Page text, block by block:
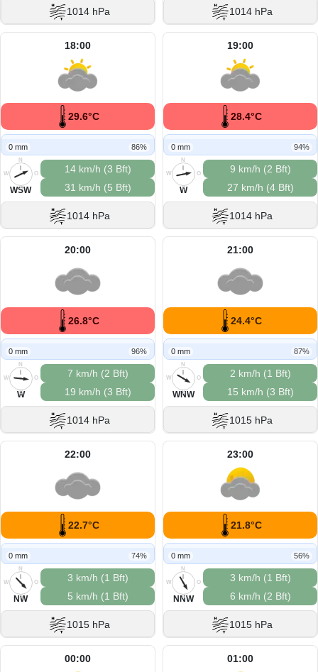
1014 hPa 1014 hPa
18:00
29.6°C
0 mm 86%
N
O
S
W
WSW
14 km/h (3 Bft)
31 km/h (5 Bft)
1014 hPa
19:00
28.4°C
0 mm 94%
N
O
S
W
W
9 km/h (2 Bft)
27 km/h (4 Bft)
1014 hPa
20:00
26.8°C
0 mm 96%
N
O
S
W
W
7 km/h (2 Bft)
19 km/h (3 Bft)
1014 hPa
21:00
24.4°C
0 mm 87%
N
O
S
W
WNW
2 km/h (1 Bft)
15 km/h (3 Bft)
1015 hPa
22:00
22.7°C
0 mm 74%
N
O
S
W
NW
3 km/h (1 Bft)
5 km/h (1 Bft)
1015 hPa
23:00
21.8°C
0 mm 56%
N
O
S
W
NNW
3 km/h (1 Bft)
6 km/h (2 Bft)
1015 hPa
00:00 01:00